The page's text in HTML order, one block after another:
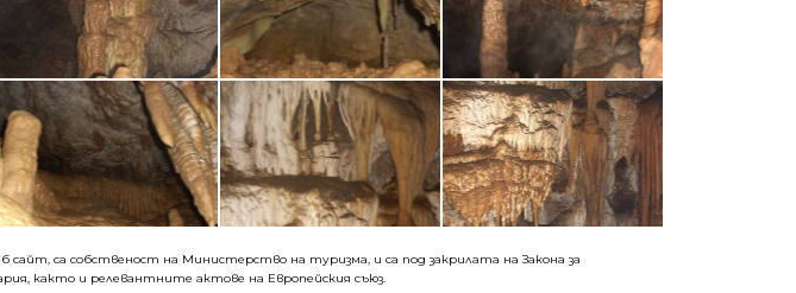
са собственост на Министерство на туризма, и са под закрилата на Закона за
както и релевантните актове на Европейския съюз.